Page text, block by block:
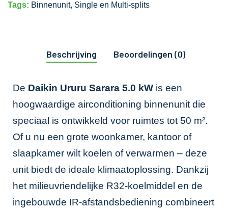
Tags: Binnenunit, Single en Multi-splits
Beschrijving Beoordelingen (0)
De Daikin Ururu Sarara 5.0 kW is een
hoogwaardige airconditioning binnenunit die
speciaal is ontwikkeld voor ruimtes tot 50 m².
Of u nu een grote woonkamer, kantoor of
slaapkamer wilt koelen of verwarmen – deze
unit biedt de ideale klimaatoplossing. Dankzij
het milieuvriendelijke R32-koelmiddel en de
ingebouwde IR-afstandsbediening combineert